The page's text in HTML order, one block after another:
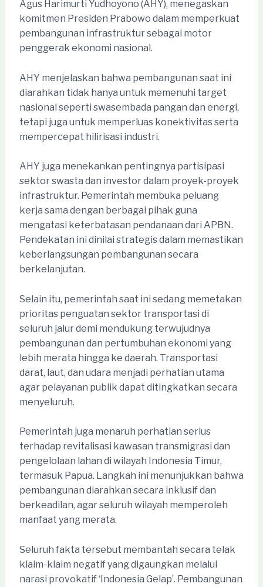
Agus Harimurti Yudhoyono (AHY), menegaskan
komitmen Presiden Prabowo dalam memperkuat
pembangunan infrastruktur sebagai motor
penggerak ekonomi nasional.
AHY menjelaskan bahwa pembangunan saat ini
diarahkan tidak hanya untuk memenuhi target
nasional seperti swasembada pangan dan energi,
tetapi juga untuk memperluas konektivitas serta
mempercepat hilirisasi industri.
AHY juga menekankan pentingnya partisipasi
sektor swasta dan investor dalam proyek-proyek
infrastruktur. Pemerintah membuka peluang
kerja sama dengan berbagai pihak guna
mengatasi keterbatasan pendanaan dari APBN.
Pendekatan ini dinilai strategis dalam memastikan
keberlangsungan pembangunan secara
berkelanjutan.
Selain itu, pemerintah saat ini sedang memetakan
prioritas penguatan sektor transportasi di
seluruh jalur demi mendukung terwujudnya
pembangunan dan pertumbuhan ekonomi yang
lebih merata hingga ke daerah. Transportasi
darat, laut, dan udara menjadi perhatian utama
agar pelayanan publik dapat ditingkatkan secara
menyeluruh.
Pemerintah juga menaruh perhatian serius
terhadap revitalisasi kawasan transmigrasi dan
pengelolaan lahan di wilayah Indonesia Timur,
termasuk Papua. Langkah ini menunjukkan bahwa
pembangunan diarahkan secara inklusif dan
berkeadilan, agar seluruh wilayah memperoleh
manfaat yang merata.
Seluruh fakta tersebut membantah secara telak
klaim-klaim negatif yang digaungkan melalui
narasi provokatif ‘Indonesia Gelap’. Pembangunan